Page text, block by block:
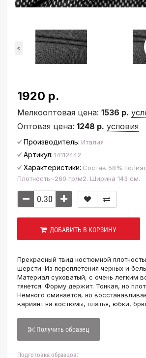
<
1920 р.
Мелкооптовая цена: 1536 р.
Оптовая цена: 1248 р. условия
Производитель: Италия
Артикул: 14112442
Характеристики: Состав 58%
Плотность~260 гр/м2. Ширина 143 см.
ДОБАВИТЬ В КОРЗИНУ
Прекрасный твид костюмной
шерсти. Из переплетения черных и
Материал суховатый, с очень легким
тянется. Форму держит. Тонкая, но
Немного сминается, но
вариант на костюмы, платья, юбки,
Получить образец
Подготовка образцов: